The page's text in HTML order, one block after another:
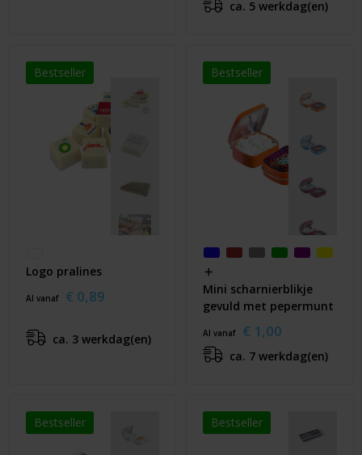
ca. 5 werkdag(en)
Bestseller
Logo pralines
Al vanaf € 0,89
ca. 3 werkdag(en)
Bestseller
Mini scharnierblikje
gevuld met pepermunt
Al vanaf € 1,00
ca. 7 werkdag(en)
Bestseller Bestseller